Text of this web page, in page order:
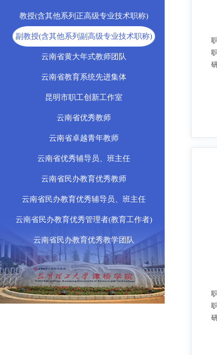
教授(含其他系列正高级专业技术职称)
副教授(含其他系列副高级专业技术职称)
云南省黄大年式教师团队
云南省教育系统先进集体
昆明市职工创新工作室
云南省优秀教师
云南省卓越青年教师
云南省优秀辅导员、班主任
云南省民办教育优秀教师
云南省民办教育优秀辅导员、班主任
云南省民办教育优秀管理者(教育工作者)
云南省民办教育优秀教学团队